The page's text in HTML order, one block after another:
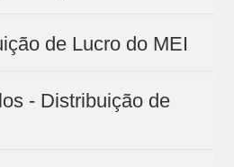
de Lucro do MEI
- Distribuição de